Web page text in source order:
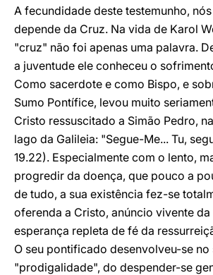
A fecundidade deste testemunho,
depende da Cruz. Na vida de Karol
"cruz" não foi apenas uma palavra.
a juventude ele conheceu o
Como sacerdote e como Bispo, e
Sumo Pontífice, levou muito
Cristo ressuscitado a Simão Pedro,
lago da Galileia: "Segue-Me... Tu,
19.22). Especialmente com o lento,
progredir da doença, que pouco a
de tudo, a sua existência fez-se
oferenda a Cristo, anúncio vivente da
esperança repleta de fé da
O seu pontificado desenvolveu-se no
"prodigalidade", do despender-se